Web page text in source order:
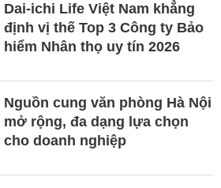
Dai-ichi Life Việt Nam khẳng
định vị thế Top 3 Công ty Bảo
hiểm Nhân thọ uy tín 2026
Nguồn cung văn phòng Hà Nội
mở rộng, đa dạng lựa chọn
cho doanh nghiệp